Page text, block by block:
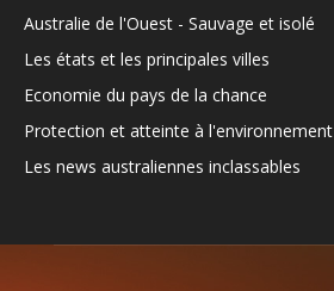
Australie de l'Ouest - Sauvage et isolé
Les états et les principales villes
Economie du pays de la chance
Protection et atteinte à l'environnement
Les news australiennes inclassables